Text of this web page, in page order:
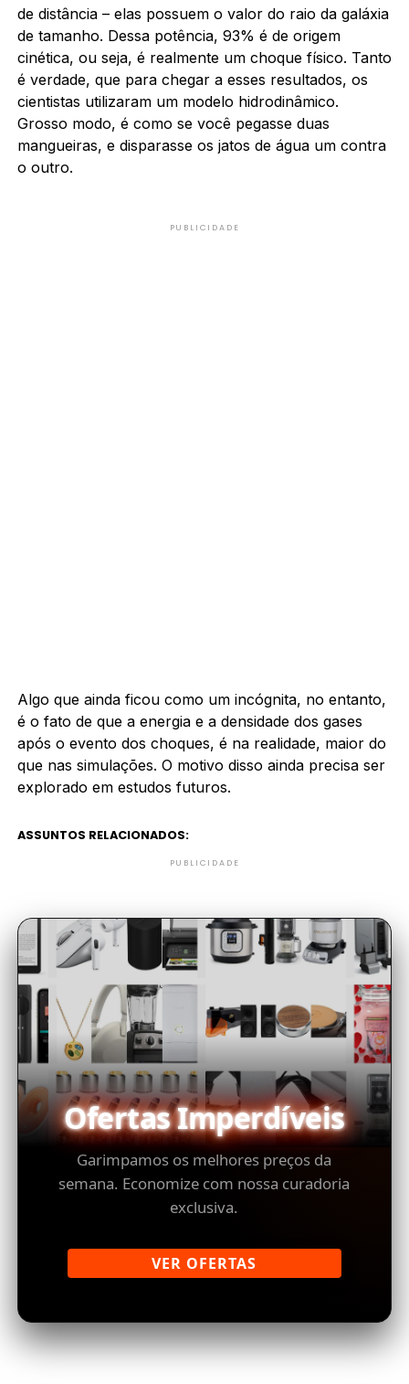
de distância – elas possuem o valor do raio da galáxia
de tamanho. Dessa potência, 93% é de origem
cinética, ou seja, é realmente um choque físico. Tanto
é verdade, que para chegar a esses resultados, os
cientistas utilizaram um modelo hidrodinâmico.
Grosso modo, é como se você pegasse duas
mangueiras, e disparasse os jatos de água um contra
o outro.
PUBLICIDADE
Algo que ainda ficou como um incógnita, no entanto,
é o fato de que a energia e a densidade dos gases
após o evento dos choques, é na realidade, maior do
que nas simulações. O motivo disso ainda precisa ser
explorado em estudos futuros.
ASSUNTOS RELACIONADOS:
PUBLICIDADE
Ofertas Imperdíveis
Garimpamos os melhores preços da
semana. Economize com nossa curadoria
exclusiva.
VER OFERTAS